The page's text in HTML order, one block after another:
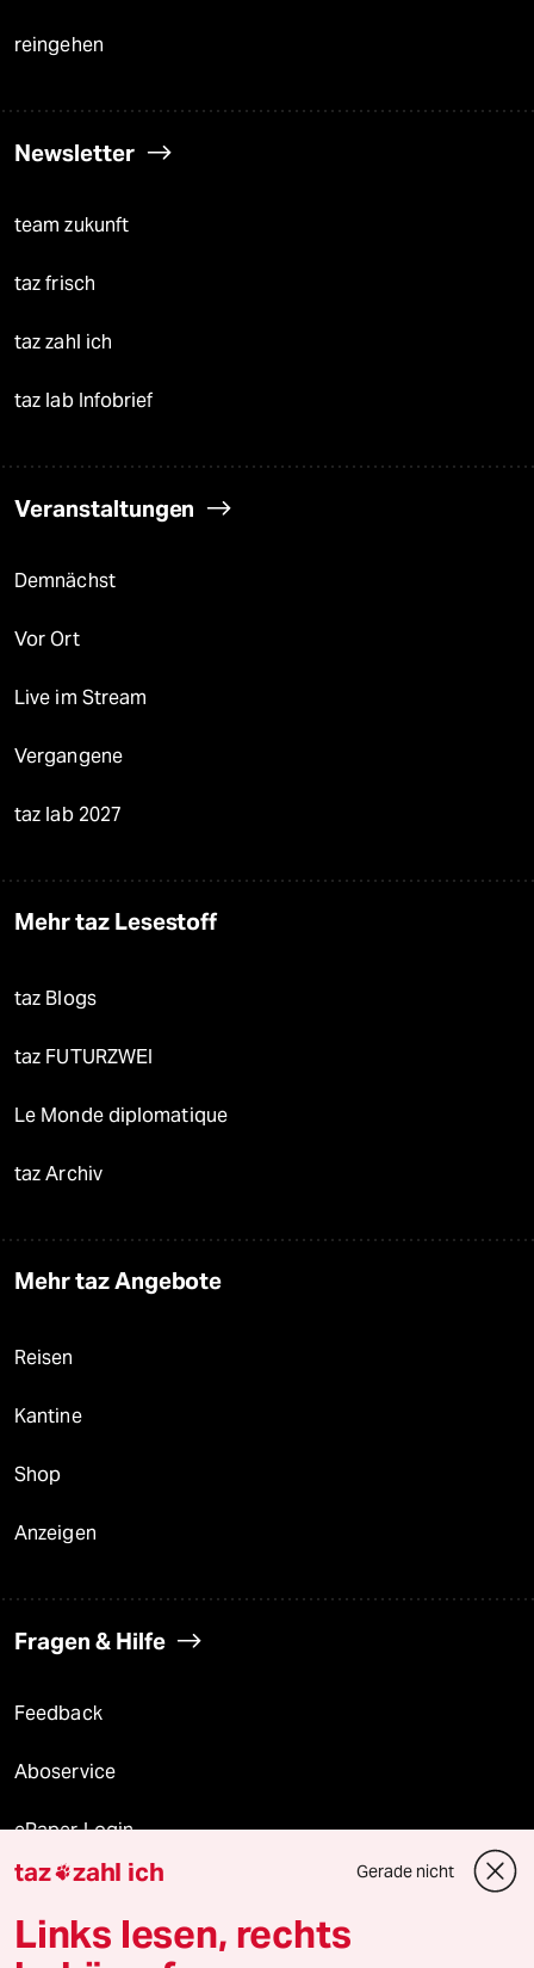
reingehen
Newsletter
team zukunft
taz frisch
taz zahl ich
taz lab Infobrief
Veranstaltungen
Demnächst
Vor Ort
Live im Stream
Vergangene
taz lab 2027
Mehr taz Lesestoff
taz Blogs
taz FUTURZWEI
Le Monde diplomatique
taz Archiv
Mehr taz Angebote
Reisen
Kantine
Shop
Anzeigen
Fragen & Hilfe
Feedback
Aboservice
ePaper Login
Downloads für Abonnierende
taz zahl ich Gerade nicht
Links lesen, rechts